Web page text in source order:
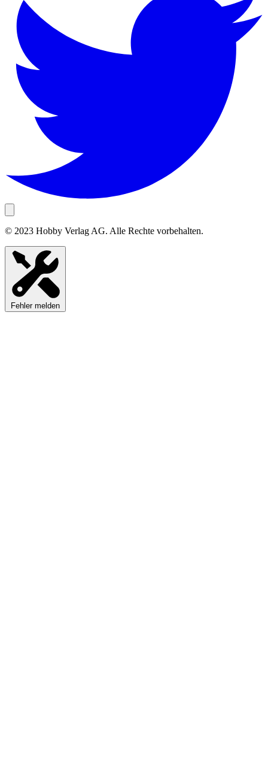
© 2023 Hobby Verlag AG. Alle Rechte vorbehalten.
Fehler melden